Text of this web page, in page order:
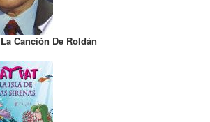
La Canción De Roldán